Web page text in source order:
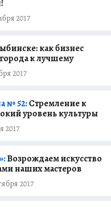
2017
как бизнес
к лучшему
2017
№ 52:Стремление к
уровень культуры
2017
Возрождаем искусство
наших мастеров
2017